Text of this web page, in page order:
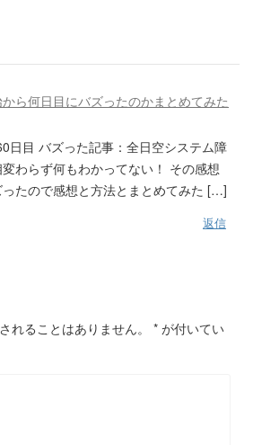
ら何日目にバズったのかまとめてみた
日目 バズった記事：全日空システム障
わらず何もわかってない！ その感想
たので感想と方法とまとめてみた […]
返信
れることはありません。 * が付いてい